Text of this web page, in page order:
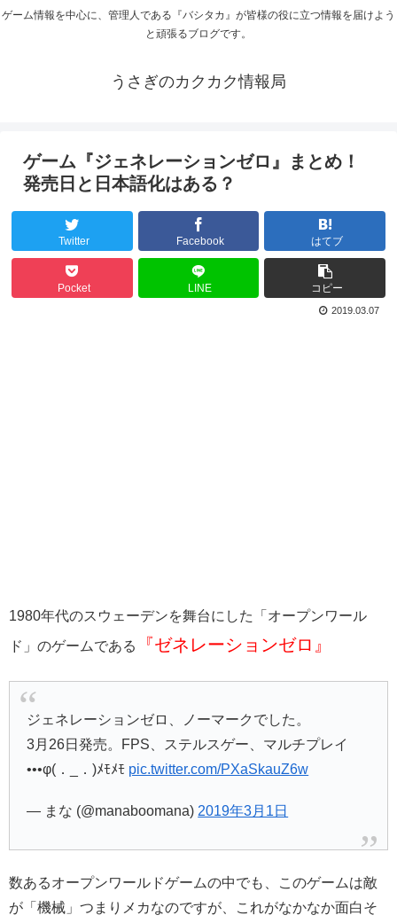
ゲーム情報を中心に、管理人である『バシタカ』が皆様の役に立つ情報を届けよう
と頑張るブログです。
うさぎのカクカク情報局
ゲーム『ジェネレーションゼロ』まとめ！
発売日と日本語化はある？
Twitter Facebook はてブ
Pocket LINE コピー
2019.03.07
1980年代のスウェーデンを舞台にした「オープンワール
ド」のゲームである
『ゼネレーションゼロ』
ジェネレーションゼロ、ノーマークでした。
3月26日発売。FPS、ステルスゲー、マルチプレイ
•••φ(．_．)ﾒﾓﾒﾓ pic.twitter.com/PXaSkauZ6w
— まな (@manaboomana) 2019年3月1日
数あるオープンワールドゲームの中でも、このゲームは敵
が「機械」つまりメカなのですが、これがなかなか面白そ